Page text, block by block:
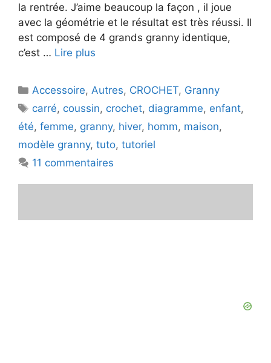
la rentrée. J’aime beaucoup la façon , il joue
avec la géométrie et le résultat est très réussi. Il
est composé de 4 grands granny identique,
c’est … Lire plus
Catégories
Accessoire, Autres, CROCHET, Granny
Étiquettes
carré, coussin, crochet, diagramme, enfant,
été, femme, granny, hiver, homm, maison,
modèle granny, tuto, tutoriel
11 commentaires